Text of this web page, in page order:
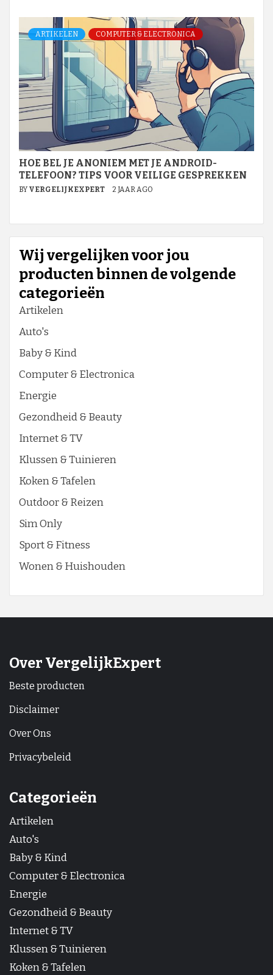
ARTIKELEN COMPUTER & ELECTRONICA
HOE BEL JE ANONIEM MET JE ANDROID-
TELEFOON? TIPS VOOR VEILIGE GESPREKKEN
BY VERGELIJKEXPERT 2 JAAR AGO
Wij vergelijken voor jou
producten binnen de volgende
categorieën
Artikelen
Auto's
Baby & Kind
Computer & Electronica
Energie
Gezondheid & Beauty
Internet & TV
Klussen & Tuinieren
Koken & Tafelen
Outdoor & Reizen
Sim Only
Sport & Fitness
Wonen & Huishouden
Over VergelijkExpert
Beste producten
Disclaimer
Over Ons
Privacybeleid
Categorieën
Artikelen
Auto's
Baby & Kind
Computer & Electronica
Energie
Gezondheid & Beauty
Internet & TV
Klussen & Tuinieren
Koken & Tafelen